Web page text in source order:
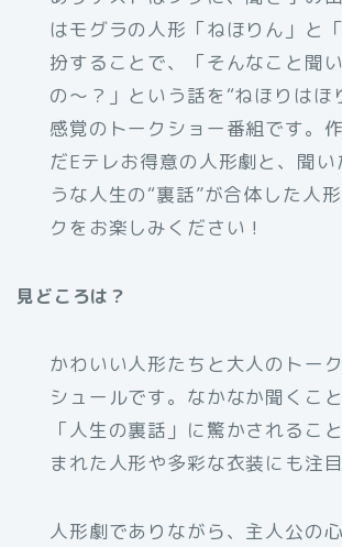
はモグラの人形「ねほりん」と
扮することで、「そんなこと聞
の～？」という話を“ねほりはほ
感覚のトークショー番組です。
だEテレお得意の人形劇と、聞
うな人生の“裏話”が合体した人
クをお楽しみください！
見どころは？
かわいい人形たちと大人のトー
シュールです。なかなか聞くこ
「人生の裏話」に驚かされるこ
まれた人形や多彩な衣装にも注目
人形劇でありながら、主人公の心